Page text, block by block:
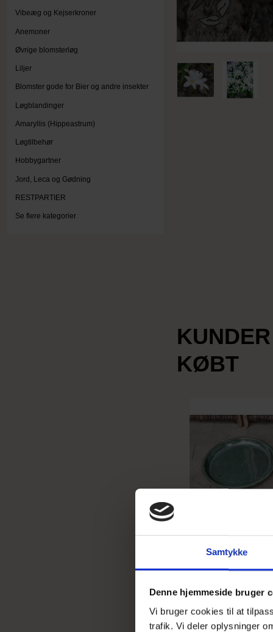
Samtykke
Denne hjemmeside bruger
Vi bruger cookies til at
trafik. Vi deler oplysninger
Vibeæg og Kejserkroner
Anemoner
Øvrige blomsterløg
Liljer
Blomster gode for Bier og andre insekter
Løgblandinger
Amaryllis (Hippeastrum)
Løgtilbehør
Hobbygartner
Jord, Leca og Gødning
RESTPARTIER
Se flere kategorier
KØBT